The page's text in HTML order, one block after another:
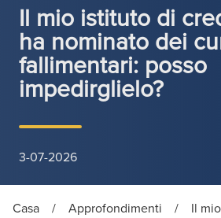
Il mio istituto di
ha nominato dei
fallimentari: posso
impedirglielo?
3-07-2026
Casa / Approfondimenti /
Il